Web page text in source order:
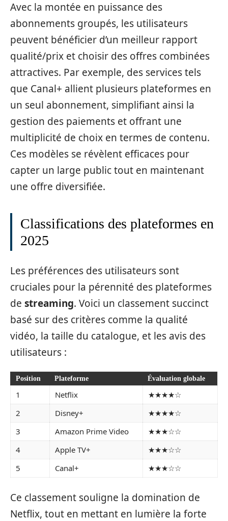
Avec la montée en puissance des
abonnements groupés, les utilisateurs
peuvent bénéficier d’un meilleur rapport
qualité/prix et choisir des offres combinées
attractives. Par exemple, des services tels
que Canal+ allient plusieurs plateformes en
un seul abonnement, simplifiant ainsi la
gestion des paiements et offrant une
multiplicité de choix en termes de contenu.
Ces modèles se révèlent efficaces pour
capter un large public tout en maintenant
une offre diversifiée.
Classifications des plateformes en
2025
Les préférences des utilisateurs sont
cruciales pour la pérennité des plateformes
de streaming. Voici un classement succinct
basé sur des critères comme la qualité
vidéo, la taille du catalogue, et les avis des
utilisateurs :
Position Plateforme Évaluation globale
1 Netflix
★★★★☆
2
Disney+
★★★★☆
3
Amazon Prime Video
★★★☆☆
4
Apple TV+
★★★☆☆
5
Canal+ ★★★☆☆
Ce classement souligne la domination de
Netflix, tout en mettant en lumière la forte